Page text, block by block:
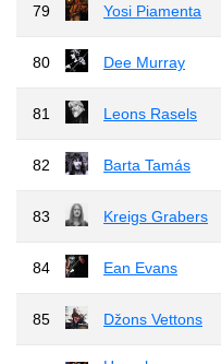
79 Yosi Piamenta
80 Dee Murray
81 Leons Rasels
82 Barta Tamás
83 Kreigs Grabers
84 Ean Evans
85 Džons Vettons